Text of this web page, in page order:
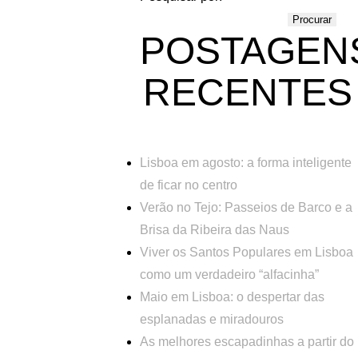
RECENTES
Lisboa em agosto: a forma inteligente
de ficar no centro
Verão no Tejo: Passeios de Barco e a
Brisa da Ribeira das Naus
Viver os Santos Populares em Lisboa
como um verdadeiro “alfacinha”
Maio em Lisboa: o despertar das
esplanadas e miradouros
As melhores escapadinhas a partir do